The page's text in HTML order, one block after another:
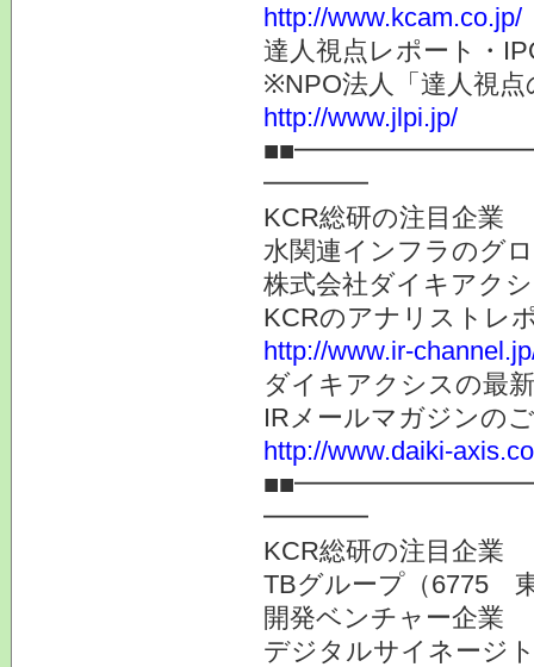
http://www.kcam.co.jp/
達人視点レポート・
※NPO法人「達人視
http://www.jlpi.jp/
━━━━
KCR総研の注目企業
水関連インフラのグ
株式会社ダイキアク
KCRのアナリストレ
http://www.ir-
ダイキアクシスの最
IRメールマガジンの
http://www.daiki-
━━━━
KCR総研の注目企業
TBグループ（6775
開発ベンチャー企業
デジタルサイネージ